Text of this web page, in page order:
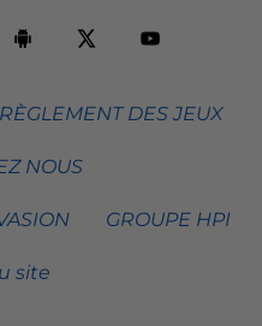
RÈGLEMENT DES JEUX
NOUS
GROUPE HPI
site